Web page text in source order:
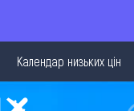
Календар низьких цін